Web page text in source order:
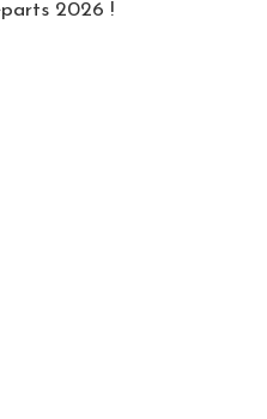
2026 !